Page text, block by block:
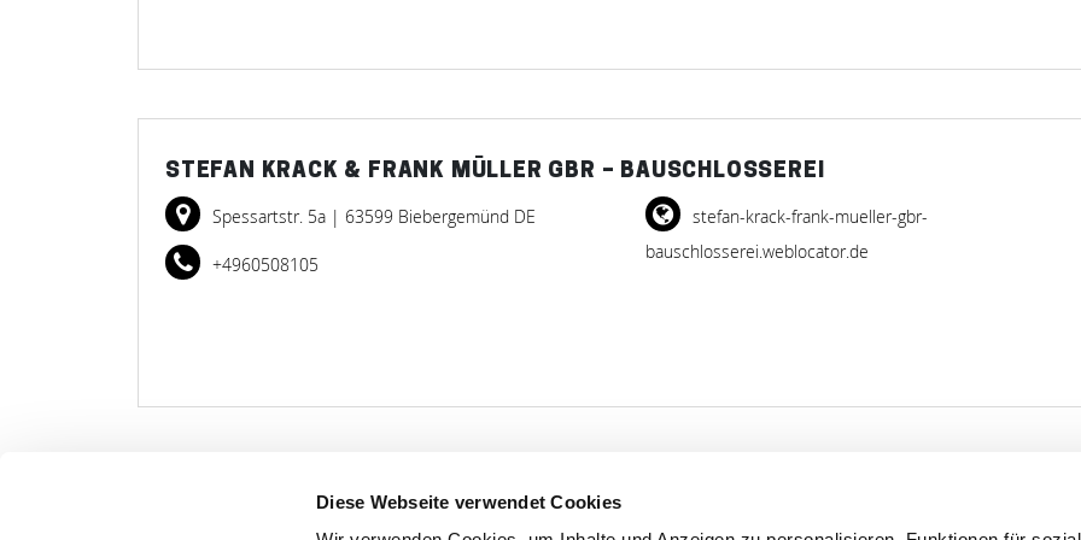
Diese Webseite verwendet Cookies
STEFAN KRACK & FRANK MÜLLER GBR – BAUSCHLOSSEREI
Spessartstr. 5a | 63599 Biebergemünd DE
+4960508105
stefan-krack-frank-mueller-gbr-
bauschlosserei.weblocator.de